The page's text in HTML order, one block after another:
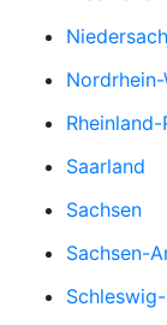
Saarland
Sachsen
Sachsen-